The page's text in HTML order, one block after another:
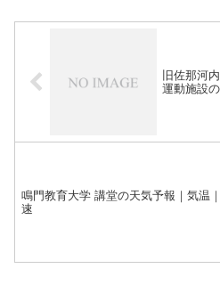
旧佐那河
運動施設
鳴門教育大学 講堂の天気予報｜気温
速